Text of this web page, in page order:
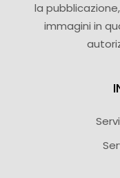
la
immagini in